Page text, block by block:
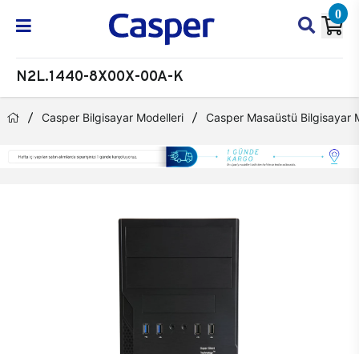
0
N2L.1440-8X00X-00A-K
Casper Bilgisayar Modelleri Casper Masaüstü Bilgisayar